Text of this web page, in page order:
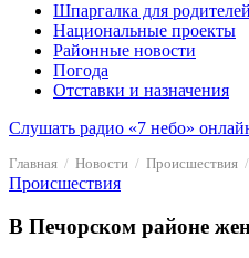
Шпаргалка для родителей
Национальные проекты
Районные новости
Погода
Отставки и назначения
Слушать радио «7 небо»
Главная Новости Происшествия
Происшествия
В Печорском районе